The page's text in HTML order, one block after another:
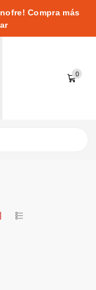
Compra más
0